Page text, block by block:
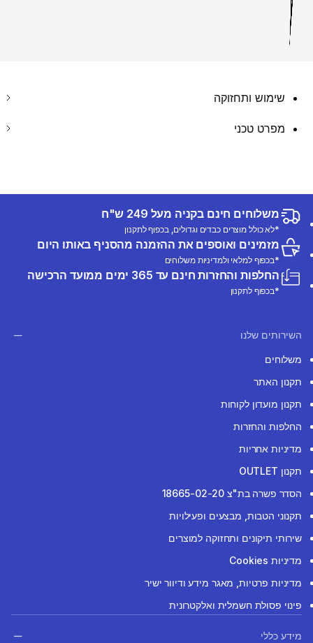
שימוש ותחזוקה
מפרט טכני
משלוחים חינם בקניה מעל 249 ש"ח
*לא כולל מוצרים כבדים וגדולים, בכפוף לתקנון
מזמינים ואוספים את ההזמנה מהסניף באותו היום
*בכפוף למלאי ולמדיניות משלוחים
החלפות והחזרות חינם עד 365 ימים ממועד הרכישה
*בכפוף לתקנון
השירותים שלנו
משלוחים
תקנון האתר
תקנון מועדון לקוחות
החלפות והחזרות
מדיניות אחריות
תקנון OUTLET
הסדר פשרה בת"צ 18665-02-20
תקנוני הטבות, מבצעים ופעילויות
שירותי תיקונים ותחזוקה למוצרים
מדיניות Cookies
מדיניות פרטיות, מאגר מידע ודיוור ישיר
פינוי פסולת חשמלית ואלקטרונית
מידע כללי